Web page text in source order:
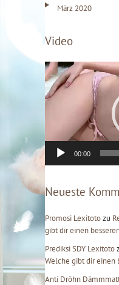
März 2020
Video
V
i
d
e
P
a
e
00:00
Neueste
Promosi Lexitotozu
gibt dir einen
Prediksi SDY Lexitoto
Welche gibt dir einen
Anti Dröhn